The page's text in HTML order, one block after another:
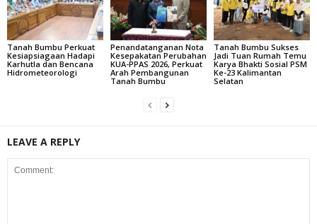
Tanah Bumbu Perkuat
Kesiapsiagaan Hadapi
Karhutla dan Bencana
Hidrometeorologi
Penandatanganan Nota
Kesepakatan Perubahan
KUA-PPAS 2026, Perkuat
Arah Pembangunan
Tanah Bumbu
Tanah Bumbu Sukses
Jadi Tuan Rumah Temu
Karya Bhakti Sosial PSM
Ke-23 Kalimantan
Selatan
LEAVE A REPLY